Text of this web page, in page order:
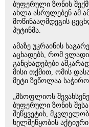
ბუფერული ზონის
ახლა ასრულებენ ამ
მოწინააღმდეგის
პუტინმა.
ამაზე უკრაინის
აცხადებს, რომ
განცხადებები
მისი თქმით, ომის
მეტი ზეწოლაა
„მსოფლიოს
ბუფერული ზონის
შეწყვეტის,
ხელშეწყობის